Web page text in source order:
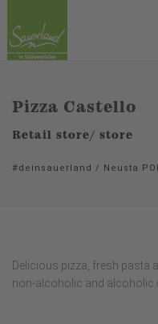
Pizza Castello
Retail store/ store
#deinsauerland / Neusta
Delicious pizza, fresh pasta
non-alcoholic and alcoholic